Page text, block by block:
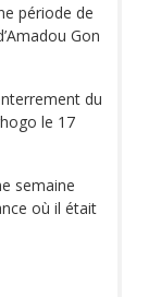
période de
Gon
du
le 17
semaine
où il était